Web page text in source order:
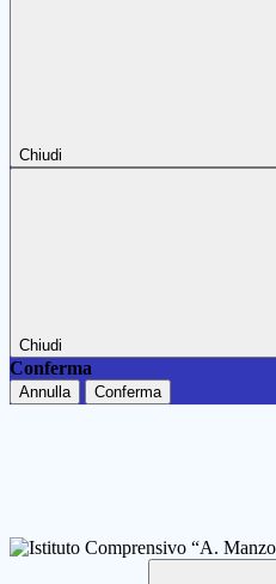
Chiudi
Chiudi
Conferma
Annulla Conferma